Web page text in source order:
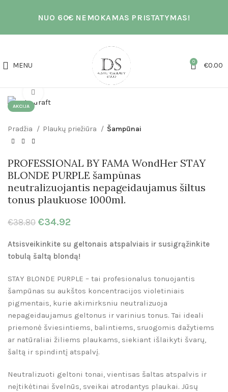
NUO 60€ NEMOKAMAS PRISTATYMAS!
MENU 0 €0.00
AKCIJA
Pradžia Plaukų priežiūra Šampūnai
PROFESSIONAL BY FAMA WondHer STAY
BLONDE PURPLE šampūnas
neutralizuojantis nepageidaujamus šiltus
tonus plaukuose 1000ml.
€38.80 €34.92
Atsisveikinkite su geltonais atspalviais ir susigrąžinkite
tobulą šaltą blondą!
STAY BLONDE PURPLE – tai profesionalus tonuojantis
šampūnas su aukštos koncentracijos violetiniais
pigmentais, kurie akimirksniu neutralizuoja
nepageidaujamus geltonus ir varinius tonus. Tai ideali
priemonė šviesintiems, balintiems, sruogomis dažytiems
ar natūraliai žiliems plaukams, siekiant išlaikyti švarų,
šaltą ir spindintį atspalvį.
Neutralizuoti geltoni tonai, vientisas šaltas atspalvis ir
neįtikėtinai švelnūs, sveikai atrodantys plaukai. Jūsų